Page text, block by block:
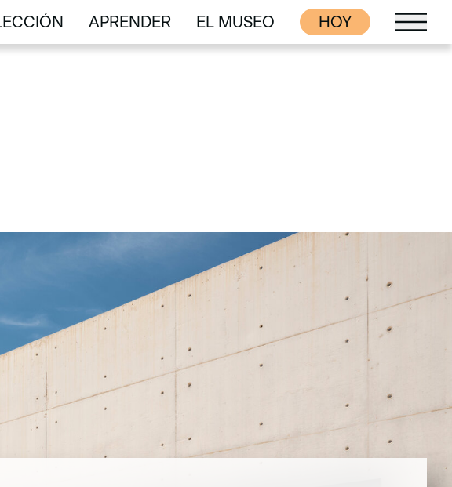
APRENDER
APRENDER
EL MUSEO
EL MUSEO
HOY